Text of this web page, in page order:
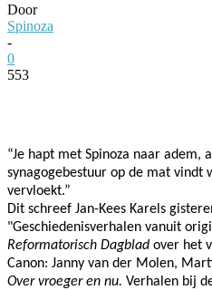
Door
Spinoza
-
0
553
“Je hapt met Spinoza naar adem,
synagogebestuur op de mat vindt
vervloekt.”
Dit schreef Jan-Kees Karels
"Geschiedenisverhalen vanuit
Reformatorisch Dagblad over het
Canon: Janny van der Molen,
Over vroeger en nu. Verhalen bij